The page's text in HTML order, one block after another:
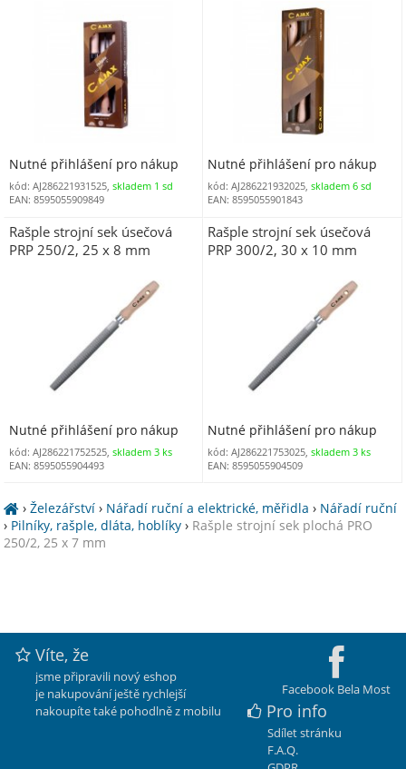
Nutné přihlášení pro nákup
kód: AJ286221931525, skladem 1 sd
EAN: 8595055909849
Nutné přihlášení pro nákup
kód: AJ286221932025,skladem 6 sd
EAN: 8595055901843
Rašple strojní sek úsečová
PRP 250/2, 25 x 8 mm
Nutné přihlášení pro nákup
kód: AJ286221752525, skladem 3 ks
EAN: 8595055904493
Rašple strojní sek úsečová
PRP 300/2, 30 x 10 mm
Nutné přihlášení pro nákup
kód: AJ286221753025,skladem 3 ks
EAN: 8595055904509
›Železářství › Nářadí ruční a elektrické, měřidla › Nářadí ruční
› Pilníky, rašple, dláta, hoblíky › Rašple strojní sek plochá PRO
250/2, 25 x 7 mm
Facebook Bela Most
Víte, že
jsme připravili nový eshop
je nakupování ještě rychlejší
nakoupíte také pohodlně z mobilu
Pro info
Sdílet stránku
F.A.Q.